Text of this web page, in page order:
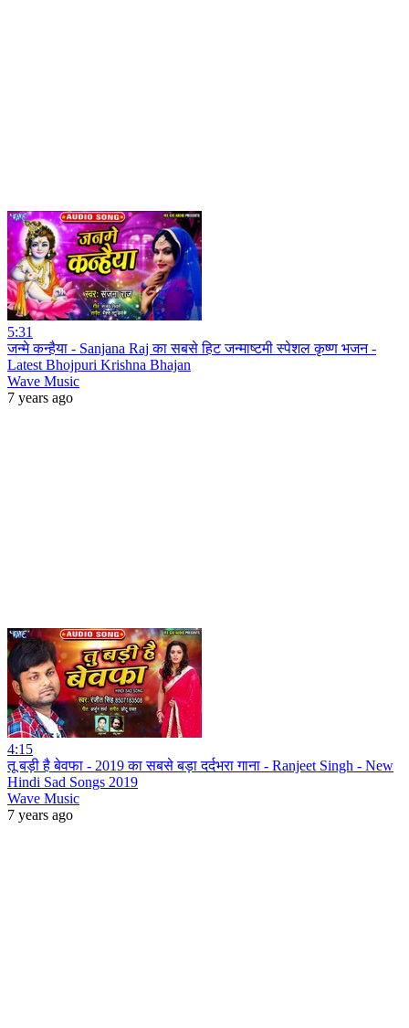
5:31
जन्मे कन्हैया - Sanjana Raj का सबसे हिट जन्माष्टमी स्पेशल कृष्ण भजन -
Latest Bhojpuri Krishna Bhajan
Wave Music
7 years ago
4:15
तू बड़ी है बेवफा - 2019 का सबसे बड़ा दर्दभरा गाना - Ranjeet Singh - New
Hindi Sad Songs 2019
Wave Music
7 years ago